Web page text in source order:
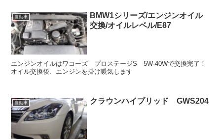
自動車
BMW1シリーズ/エンジンオイル
交換/オイルレベル/E87
エンジンオイルはワコーズ プロステージS 5W-40Wで交換完了！
オイル交換後、エンジンを掛け暖気します
自動車 クラウンハイブリッド GWS204